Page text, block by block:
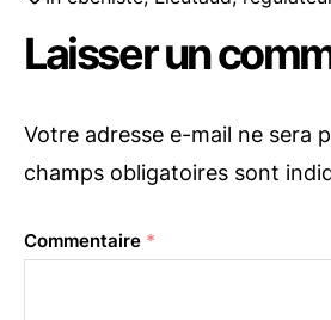
Laisser un
Votre adresse e-mail ne sera
champs obligatoires sont
Commentaire *